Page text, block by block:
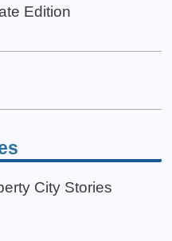
Edition
City Stories